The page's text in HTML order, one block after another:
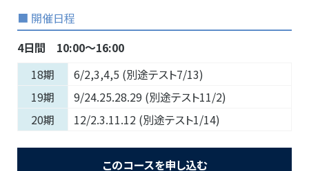
■ 開催日程
4日間 10:00〜16:00
18期
6/2,3,4,5 (別途テスト7/13)
19期
9/24.25.28.29 (別途テスト11/2)
20期
12/2.3.11.12 (別途テスト1/14)
このコースを申し込む